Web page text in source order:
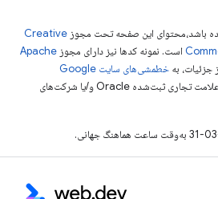
باشد،‌محتوای این صفحه تحت مجوز Creative
است. نمونه کدها نیز دارای مجوز Apache
جزئیات، به
خطمشی‌های سایت Google
مراجعه کنید. جاوا علامت تجاری ثبت‌شده Oracle و/یا شرکت‌های